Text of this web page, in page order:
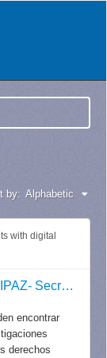
by: Alphabetic
with digital
Comisión para la Paz- COMIPAZ- Secretaría de Seguimiento / Secretaría de Derechos Humanos para el Pasado Reciente.
encontrar
derechos